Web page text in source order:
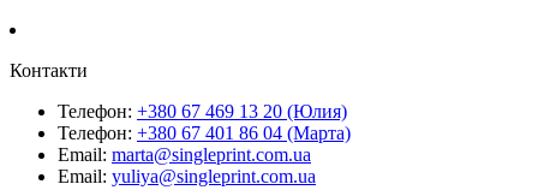
Контакти
Телефон: +380 67 469 13 20 (Юлия)
Телефон: +380 67 401 86 04 (Марта)
Email: marta@singleprint.com.ua
Email: yuliya@singleprint.com.ua